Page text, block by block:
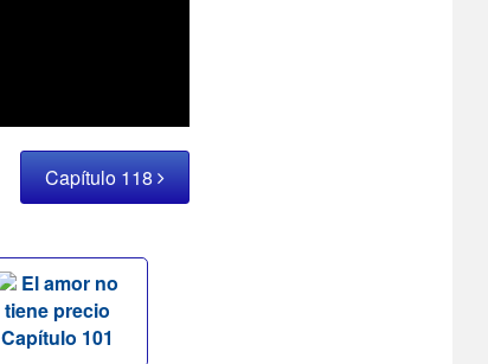
Capítulo 118
El amor no
tiene precio
Capítulo 101